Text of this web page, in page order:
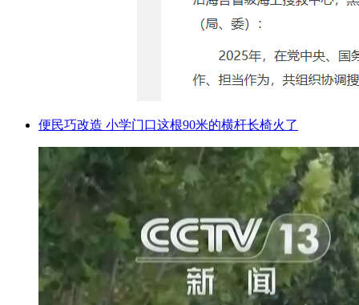
便民巧改造 小学门口这根90米的横杆长椅火了